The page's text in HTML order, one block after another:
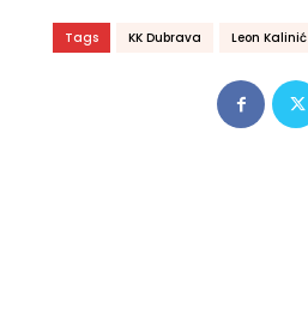
Tags KK Dubrava Leon Kalinić